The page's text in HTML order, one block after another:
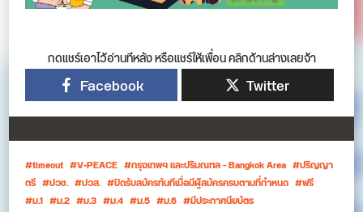
กดแชร์เอาไว้อ่านทีหลัง หรือแชร์ให้เพื่อน คลิกด้านล่างเลยจ้า
Facebook Twitter
timeout V-PEACE กรุงเทพฯ และปริมณฑล - Bangkok Area
ปริญญา
ตรี
ปวช. ปวส. ปิดรับสมัครทันทีเมื่อมีผู้สมัครครบตามที่กำหนด
ฟรี
ม.1
ม.2 ม.3 ม.4 ม.5 ม.6 มีประกาศนียบัตร